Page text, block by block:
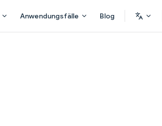
Anwendungsfälle Blog